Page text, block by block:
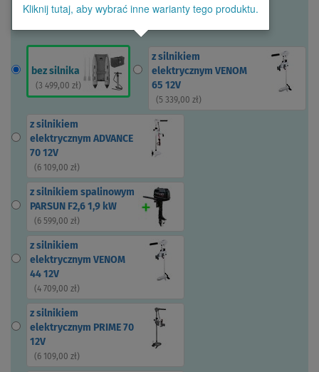
Kliknij tutaj, aby wybrać inne warianty tego produktu.
bez silnika
( 3 499,00 zł)
z silnikiem
elektrycznym VENOM
65 12V
( 5 339,00 zł)
z silnikiem
elektrycznym ADVANCE
70 12V
( 6 109,00 zł)
z silnikiem spalinowym
PARSUN F2,6 1,9 kW
( 6 599,00 zł)
z silnikiem
elektrycznym VENOM
44 12V
( 4 709,00 zł)
z silnikiem
elektrycznym PRIME 70
12V
( 6 109,00 zł)